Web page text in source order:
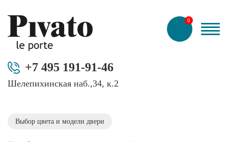
0
+7 495 191-91-46
Шелепихинская наб.,34, к.2
Выбор цвета и модели двери